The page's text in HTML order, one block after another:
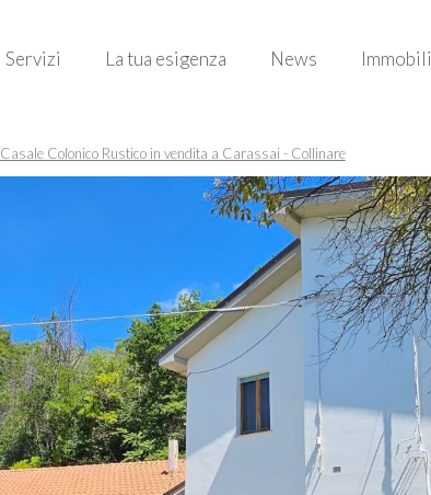
Servizi La tua esigenza News Immobili
Casale Colonico Rustico in vendita a Carassai - Collinare